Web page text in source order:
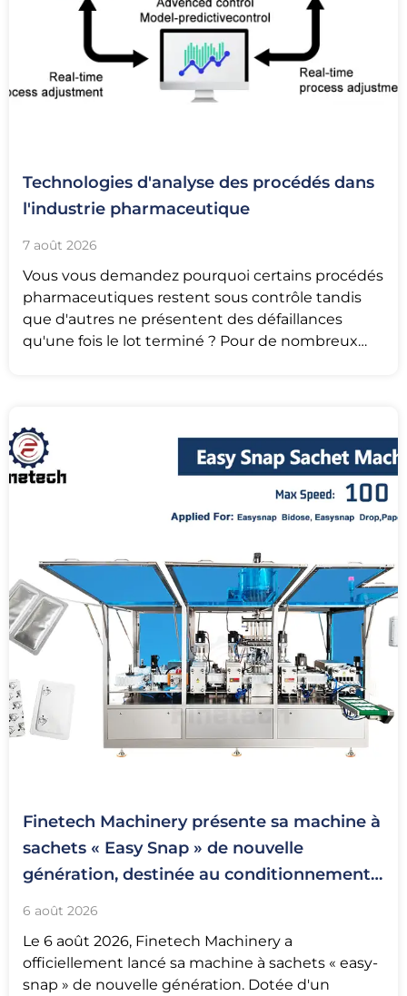
Technologies d'analyse des procédés dans
l'industrie pharmaceutique
7 août 2026
Vous vous demandez pourquoi certains procédés
pharmaceutiques restent sous contrôle tandis
que d'autres ne présentent des défaillances
qu'une fois le lot terminé ? Pour de nombreux
Finetech Machinery présente sa machine à
sachets « Easy Snap » de nouvelle
génération, destinée au conditionnement
en doses unitaires à usage unique
6 août 2026
Le 6 août 2026, Finetech Machinery a
officiellement lancé sa machine à sachets « easy-
snap » de nouvelle génération. Dotée d'un